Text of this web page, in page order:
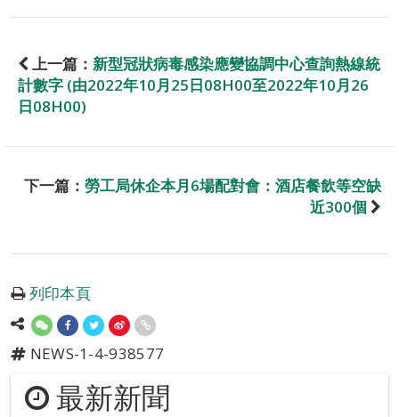
上一篇： 新型冠狀病毒感染應變協調中心查詢熱線統
計數字 (由2022年10月25日08H00至2022年10月26
日08H00)
下一篇： 勞工局休企本月6場配對會：酒店餐飲等空缺
近300個
列印本頁
NEWS-1-4-938577
最新新聞